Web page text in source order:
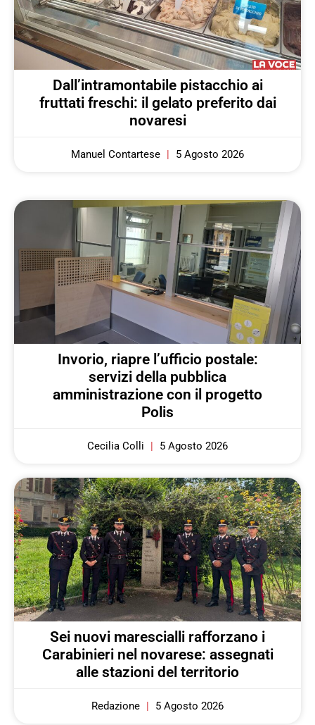
Dall’intramontabile pistacchio ai
fruttati freschi: il gelato preferito dai
novaresi
Manuel Contartese 5 Agosto 2026
Invorio, riapre l’ufficio postale:
servizi della pubblica
amministrazione con il progetto
Polis
Cecilia Colli 5 Agosto 2026
Sei nuovi marescialli rafforzano i
Carabinieri nel novarese: assegnati
alle stazioni del territorio
Redazione 5 Agosto 2026